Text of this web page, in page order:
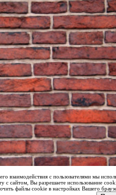
взаимодействия с пользователями мы
с сайтом, Вы разрешаете использование
файлы cookie в настройках Вашего